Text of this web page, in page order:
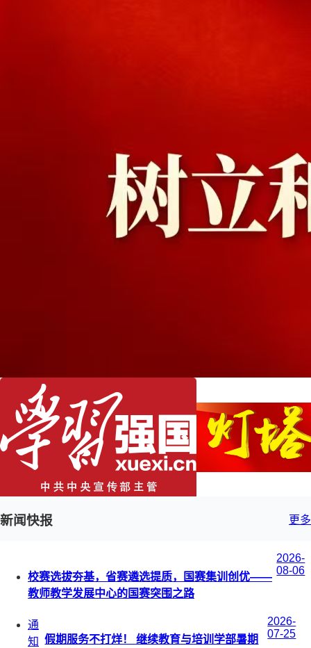
新闻快报 更多
校赛选拔夯基，省赛遴选提质，国赛集训创优——
教师教学发展中心的国赛突围之路
2026-
08-06
通
知
假期服务不打烊！ 继续教育与培训学部暑期
2026-
07-25